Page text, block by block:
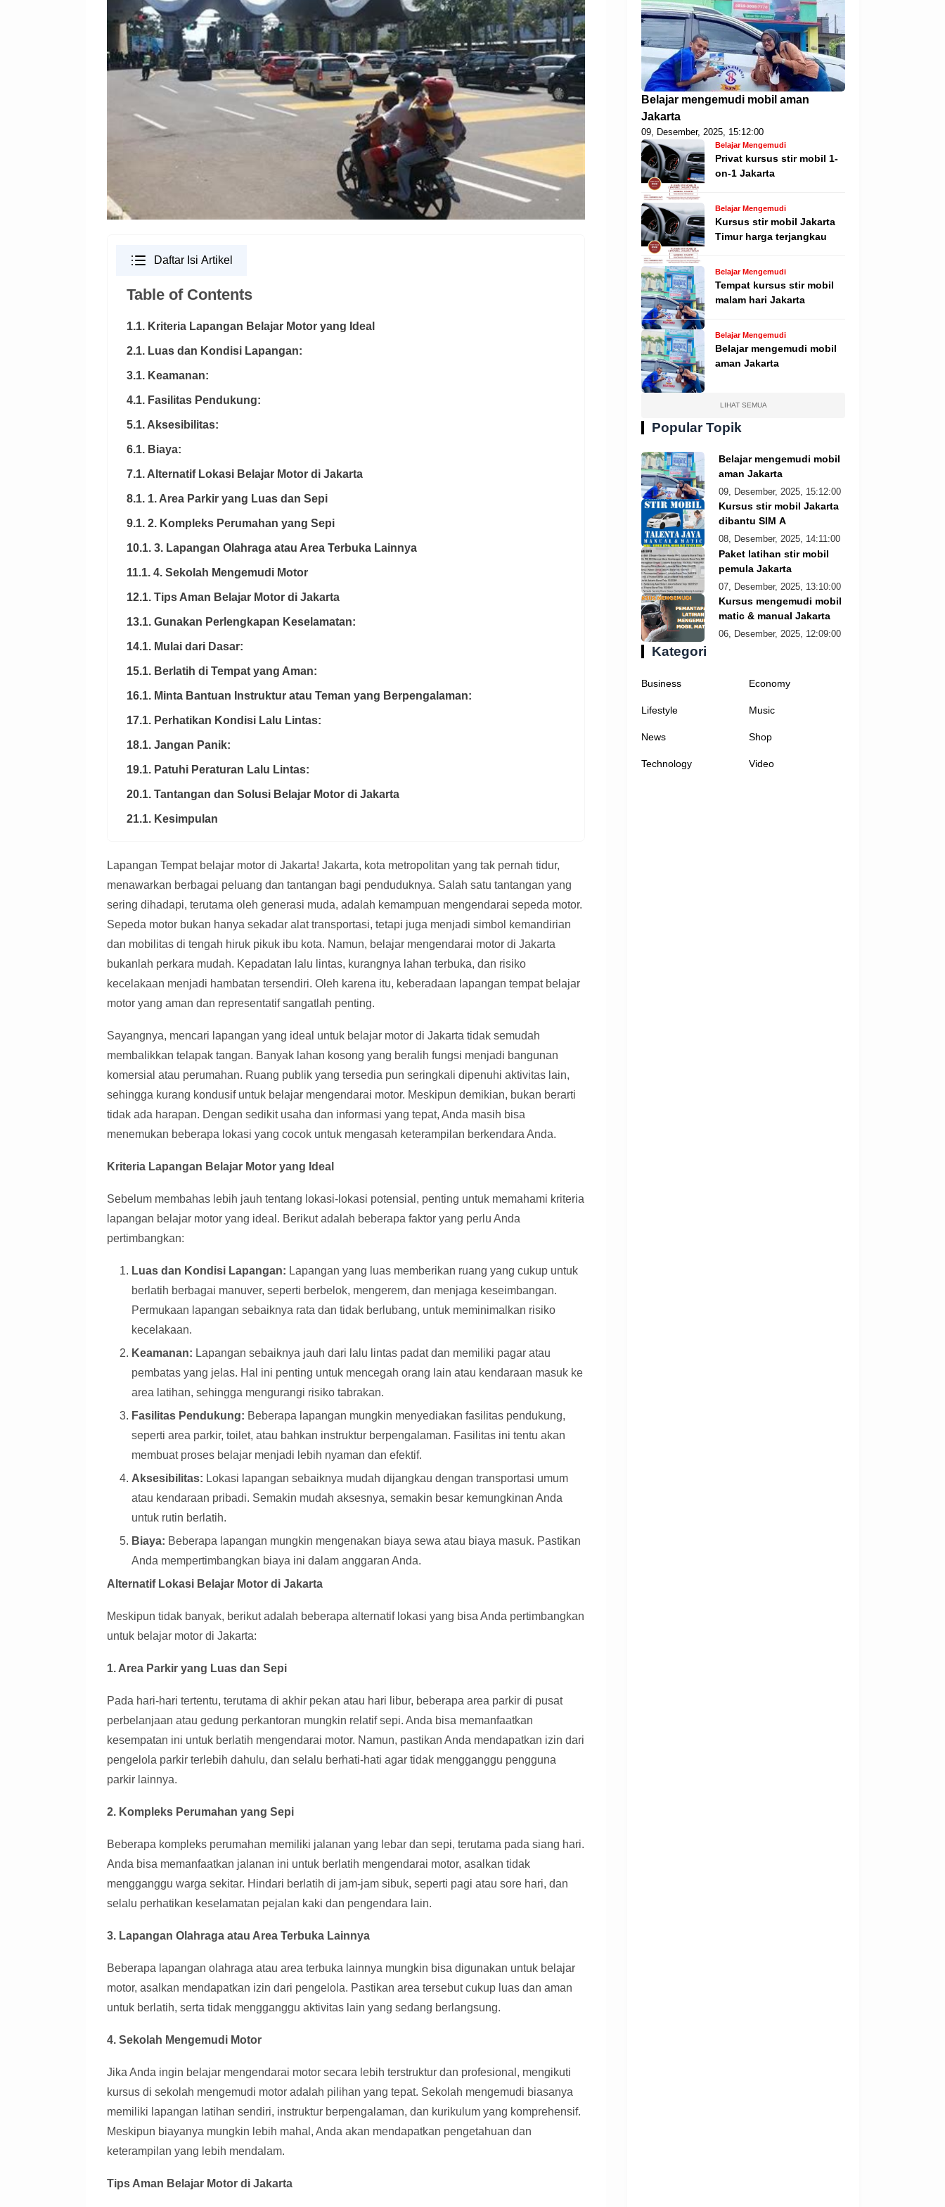
Daftar Isi Artikel
Table of Contents
1.1. Kriteria Lapangan Belajar Motor yang Ideal
2.1. Luas dan Kondisi Lapangan:
3.1. Keamanan:
4.1. Fasilitas Pendukung:
5.1. Aksesibilitas:
6.1. Biaya:
7.1. Alternatif Lokasi Belajar Motor di Jakarta
8.1. 1. Area Parkir yang Luas dan Sepi
9.1. 2. Kompleks Perumahan yang Sepi
10.1. 3. Lapangan Olahraga atau Area Terbuka Lainnya
11.1. 4. Sekolah Mengemudi Motor
12.1. Tips Aman Belajar Motor di Jakarta
13.1. Gunakan Perlengkapan Keselamatan:
14.1. Mulai dari Dasar:
15.1. Berlatih di Tempat yang Aman:
16.1. Minta Bantuan Instruktur atau Teman yang Berpengalaman:
17.1. Perhatikan Kondisi Lalu Lintas:
18.1. Jangan Panik:
19.1. Patuhi Peraturan Lalu Lintas:
20.1. Tantangan dan Solusi Belajar Motor di Jakarta
21.1. Kesimpulan
Lapangan Tempat belajar motor di Jakarta! Jakarta, kota metropolitan yang tak pernah tidur,
menawarkan berbagai peluang dan tantangan bagi penduduknya. Salah satu tantangan yang
sering dihadapi, terutama oleh generasi muda, adalah kemampuan mengendarai sepeda motor.
Sepeda motor bukan hanya sekadar alat transportasi, tetapi juga menjadi simbol kemandirian
dan mobilitas di tengah hiruk pikuk ibu kota. Namun, belajar mengendarai motor di Jakarta
bukanlah perkara mudah. Kepadatan lalu lintas, kurangnya lahan terbuka, dan risiko
kecelakaan menjadi hambatan tersendiri. Oleh karena itu, keberadaan lapangan tempat belajar
motor yang aman dan representatif sangatlah penting.
Sayangnya, mencari lapangan yang ideal untuk belajar motor di Jakarta tidak semudah
membalikkan telapak tangan. Banyak lahan kosong yang beralih fungsi menjadi bangunan
komersial atau perumahan. Ruang publik yang tersedia pun seringkali dipenuhi aktivitas lain,
sehingga kurang kondusif untuk belajar mengendarai motor. Meskipun demikian, bukan berarti
tidak ada harapan. Dengan sedikit usaha dan informasi yang tepat, Anda masih bisa
menemukan beberapa lokasi yang cocok untuk mengasah keterampilan berkendara Anda.
Kriteria Lapangan Belajar Motor yang Ideal
Sebelum membahas lebih jauh tentang lokasi-lokasi potensial, penting untuk memahami kriteria
lapangan belajar motor yang ideal. Berikut adalah beberapa faktor yang perlu Anda
pertimbangkan:
Luas dan Kondisi Lapangan: Lapangan yang luas memberikan ruang yang cukup untuk
berlatih berbagai manuver, seperti berbelok, mengerem, dan menjaga keseimbangan.
Permukaan lapangan sebaiknya rata dan tidak berlubang, untuk meminimalkan risiko
kecelakaan.
Keamanan: Lapangan sebaiknya jauh dari lalu lintas padat dan memiliki pagar atau
pembatas yang jelas. Hal ini penting untuk mencegah orang lain atau kendaraan masuk ke
area latihan, sehingga mengurangi risiko tabrakan.
Fasilitas Pendukung: Beberapa lapangan mungkin menyediakan fasilitas pendukung,
seperti area parkir, toilet, atau bahkan instruktur berpengalaman. Fasilitas ini tentu akan
membuat proses belajar menjadi lebih nyaman dan efektif.
Aksesibilitas: Lokasi lapangan sebaiknya mudah dijangkau dengan transportasi umum
atau kendaraan pribadi. Semakin mudah aksesnya, semakin besar kemungkinan Anda
untuk rutin berlatih.
Biaya: Beberapa lapangan mungkin mengenakan biaya sewa atau biaya masuk. Pastikan
Anda mempertimbangkan biaya ini dalam anggaran Anda.
Alternatif Lokasi Belajar Motor di Jakarta
Meskipun tidak banyak, berikut adalah beberapa alternatif lokasi yang bisa Anda pertimbangkan
untuk belajar motor di Jakarta:
1. Area Parkir yang Luas dan Sepi
Pada hari-hari tertentu, terutama di akhir pekan atau hari libur, beberapa area parkir di pusat
perbelanjaan atau gedung perkantoran mungkin relatif sepi. Anda bisa memanfaatkan
kesempatan ini untuk berlatih mengendarai motor. Namun, pastikan Anda mendapatkan izin dari
pengelola parkir terlebih dahulu, dan selalu berhati-hati agar tidak mengganggu pengguna
parkir lainnya.
2. Kompleks Perumahan yang Sepi
Beberapa kompleks perumahan memiliki jalanan yang lebar dan sepi, terutama pada siang hari.
Anda bisa memanfaatkan jalanan ini untuk berlatih mengendarai motor, asalkan tidak
mengganggu warga sekitar. Hindari berlatih di jam-jam sibuk, seperti pagi atau sore hari, dan
selalu perhatikan keselamatan pejalan kaki dan pengendara lain.
3. Lapangan Olahraga atau Area Terbuka Lainnya
Beberapa lapangan olahraga atau area terbuka lainnya mungkin bisa digunakan untuk belajar
motor, asalkan mendapatkan izin dari pengelola. Pastikan area tersebut cukup luas dan aman
untuk berlatih, serta tidak mengganggu aktivitas lain yang sedang berlangsung.
4. Sekolah Mengemudi Motor
Jika Anda ingin belajar mengendarai motor secara lebih terstruktur dan profesional, mengikuti
kursus di sekolah mengemudi motor adalah pilihan yang tepat. Sekolah mengemudi biasanya
memiliki lapangan latihan sendiri, instruktur berpengalaman, dan kurikulum yang komprehensif.
Meskipun biayanya mungkin lebih mahal, Anda akan mendapatkan pengetahuan dan
keterampilan yang lebih mendalam.
Tips Aman Belajar Motor di Jakarta
Belajar mengemudi mobil aman
Jakarta
09, Desember, 2025, 15:12:00
Belajar Mengemudi
Privat kursus stir mobil 1-
on-1 Jakarta
Belajar Mengemudi
Kursus stir mobil Jakarta
Timur harga terjangkau
Belajar Mengemudi
Tempat kursus stir mobil
malam hari Jakarta
Belajar Mengemudi
Belajar mengemudi mobil
aman Jakarta
LIHAT SEMUA
Popular Topik
Belajar mengemudi mobil
aman Jakarta
09, Desember, 2025, 15:12:00
Kursus stir mobil Jakarta
dibantu SIM A
08, Desember, 2025, 14:11:00
Paket latihan stir mobil
pemula Jakarta
07, Desember, 2025, 13:10:00
Kursus mengemudi mobil
matic & manual Jakarta
06, Desember, 2025, 12:09:00
Kategori
Business Economy
Lifestyle Music
News Shop
Technology Video